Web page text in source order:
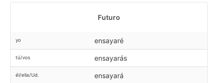
Futuro
yo ensayaré
tú/vos ensayarás
él/ella/Ud. ensayará